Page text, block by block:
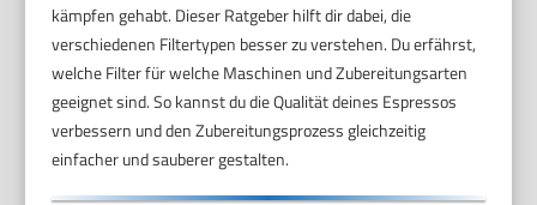
kämpfen gehabt. Dieser Ratgeber hilft dir dabei, die
verschiedenen Filtertypen besser zu verstehen. Du erfährst,
welche Filter für welche Maschinen und Zubereitungsarten
geeignet sind. So kannst du die Qualität deines Espressos
verbessern und den Zubereitungsprozess gleichzeitig
einfacher und sauberer gestalten.